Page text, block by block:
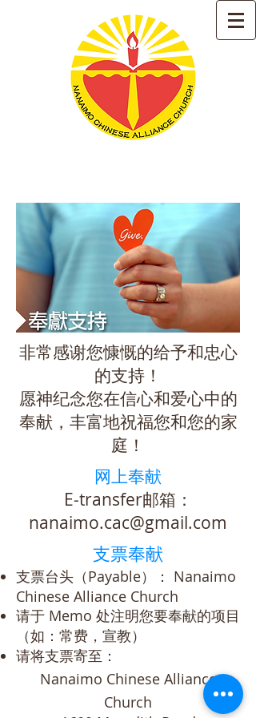
納奈莫華人宣道會（基督
徒）
Nanaimo Chinese Alliance
Church
非常感谢您慷慨的给予和忠心
的支持！
愿神纪念您在信心和爱心中的
奉献，丰富地祝福您和您的家
庭！
网上奉献
E-transfer邮箱：
nanaimo.cac@gmail.com
支票奉献
支票台头（Payable）： Nanaimo
Chinese Alliance Church
请于 Memo 处注明您要奉献的项目
（如：常费，宣教）
请将支票寄至：
Nanaimo Chinese Alliance
Church